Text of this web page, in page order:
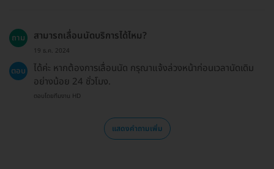
ถาม สามารถเลื่อนนัดบริการได้ไหม?
19 ธ.ค. 2024
ตอบ
ได้ค่ะ หากต้องการเลื่อนนัด กรุณาแจ้งล่วงหน้าก่อนเวลานัดเดิม
อย่างน้อย 24 ชั่วโมง.
ตอบโดยทีมงาน HD
แสดงคำถามเพิ่ม